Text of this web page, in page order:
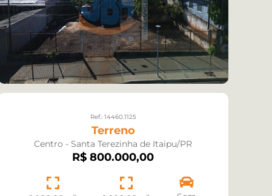
Ref.: 14460.1125
Terreno
Centro - Santa Terezinha de Itaipu/PR
R$ 800.000,00